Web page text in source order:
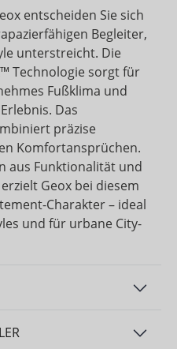
entscheiden Sie sich
Begleiter,
unterstreicht. Die
Technologie sorgt für
Fußklima und
Das
präzise
Komfortansprüchen.
aus Funktionalität und
Geox bei diesem
Charakter – ideal
und für urbane City-